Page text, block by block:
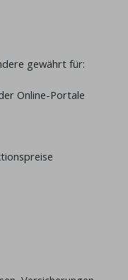
gewährt für:
Online-Portale